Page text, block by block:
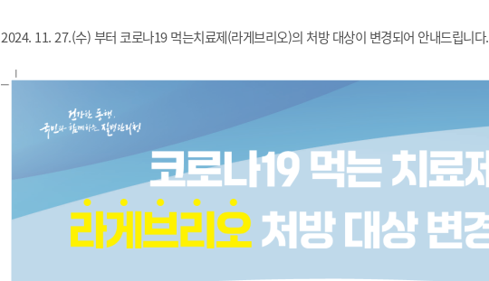
2024. 11. 27.(수) 부터 코로나19 먹는치료제(라게브리오)의 처방 대상이 변경되어 안내드립니다.